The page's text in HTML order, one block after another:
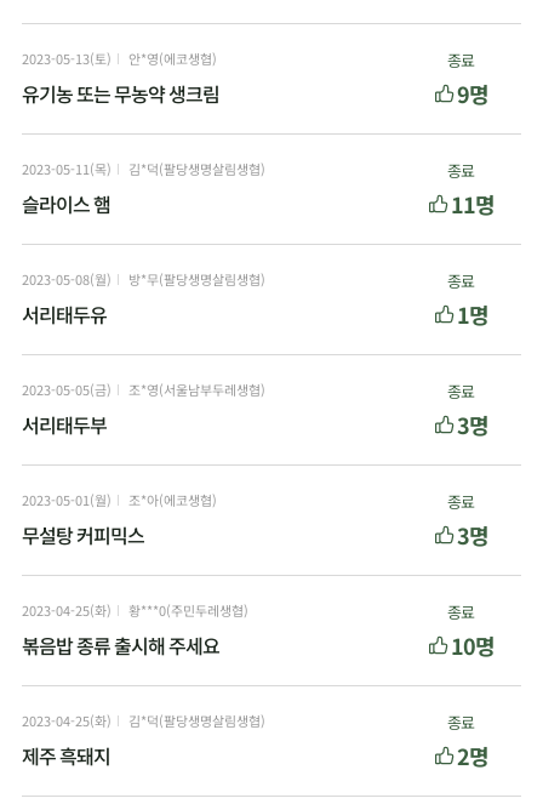
2023-05-13(토) 안*영(에코생협)
유기농 또는 무농약 생크림
종료
9명
2023-05-11(목) 김*덕(팔당생명살림생협)
슬라이스 햄
종료
11명
2023-05-08(월) 방*무(팔당생명살림생협)
서리태두유
종료
1명
2023-05-05(금) 조*영(서울남부두레생협)
서리태두부
종료
3명
2023-05-01(월) 조*아(에코생협)
무설탕 커피믹스
종료
3명
2023-04-25(화) 황***0(주민두레생협)
볶음밥 종류 출시해 주세요
종료
10명
2023-04-25(화) 김*덕(팔당생명살림생협)
제주 흑돼지
종료
2명